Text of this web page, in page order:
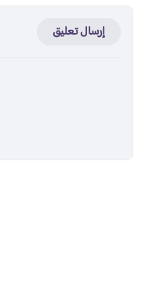
إرسال تعليق